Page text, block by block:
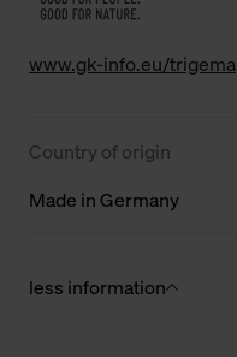
www.gk-info.eu/trigema
Country of origin
Made in Germany
less information